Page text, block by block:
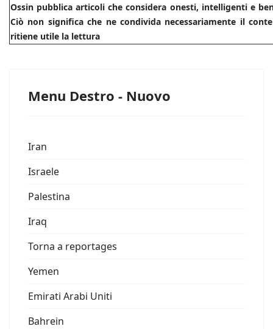
Ossin pubblica articoli che considera onesti, intelligenti e
Ciò non significa che ne condivida necessariamente il
ritiene utile la lettura
Menu Destro - Nuovo
Iran
Israele
Palestina
Iraq
Torna a reportages
Yemen
Emirati Arabi Uniti
Bahrein